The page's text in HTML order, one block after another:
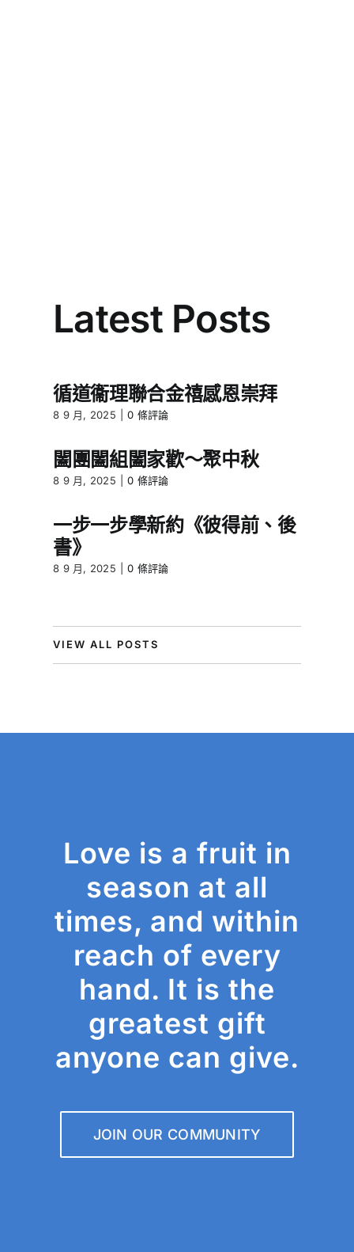
Latest Posts
循道衞理聯合金禧感恩崇拜
8 9 月, 2025 0 條評論
闔團闔組闔家歡～聚中秋
8 9 月, 2025 0 條評論
一步一步學新約《彼得前、後
書》
8 9 月, 2025 0 條評論
VIEW ALL POSTS
Love is a fruit in
season at all
times, and within
reach of every
hand. It is the
greatest gift
anyone can give.
JOIN OUR COMMUNITY